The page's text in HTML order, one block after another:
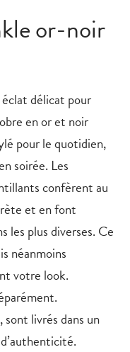
or-noir
délicat pour
en or et noir
pour le quotidien,
soirée. Les
confèrent au
et en font
les plus diverses. Ce
néanmoins
votre look.
livrés dans un